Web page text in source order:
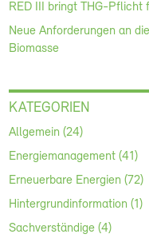
RED III bringt THG-Pflicht
Neue Anforderungen an
Biomasse
KATEGORIEN
Allgemein (24)
Energiemanagement (41)
Erneuerbare Energien (72)
Hintergrundinformation (1)
Sachverständige (4)